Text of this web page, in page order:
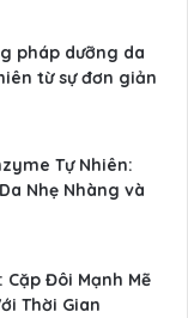
pháp dưỡng da
từ sự đơn giản
Tự Nhiên:
Nhẹ Nhàng và
Đôi Mạnh Mẽ
Thời Gian